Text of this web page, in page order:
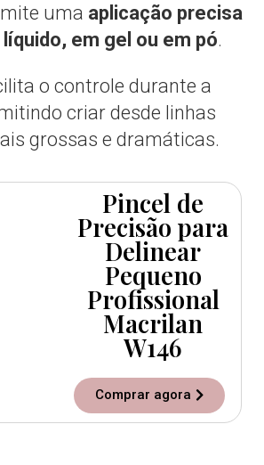
uma aplicação precisa
em gel ou em pó.
o controle durante a
criar desde linhas
grossas e dramáticas.
Pincel de
Precisão para
Delinear
Pequeno
Profissional
Macrilan
W146
Comprar agora